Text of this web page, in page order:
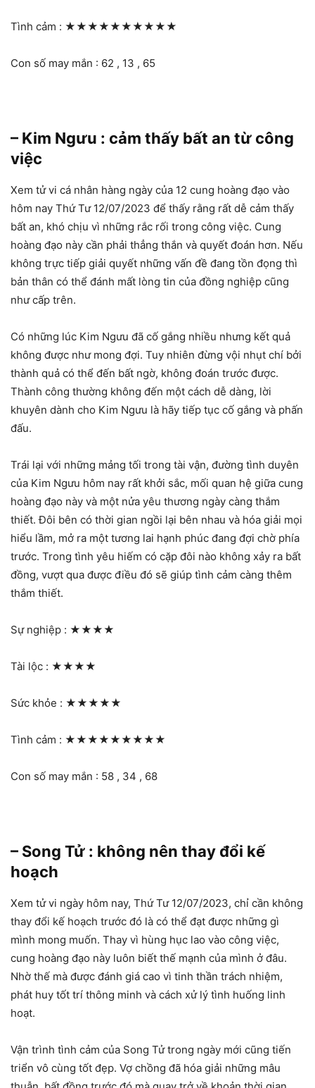
Tình cảm : ★★★★★★★★★★
Con số may mắn : 62 , 13 , 65
– Kim Ngưu : cảm thấy bất an từ công
việc
Xem tử vi cá nhân hàng ngày của 12 cung hoàng đạo vào
hôm nay Thứ Tư 12/07/2023 để thấy rằng rất dễ cảm thấy
bất an, khó chịu vì những rắc rối trong công việc. Cung
hoàng đạo này cần phải thẳng thắn và quyết đoán hơn. Nếu
không trực tiếp giải quyết những vấn đề đang tồn đọng thì
bản thân có thể đánh mất lòng tin của đồng nghiệp cũng
như cấp trên.
Có những lúc Kim Ngưu đã cố gắng nhiều nhưng kết quả
không được như mong đợi. Tuy nhiên đừng vội nhụt chí bởi
thành quả có thể đến bất ngờ, không đoán trước được.
Thành công thường không đến một cách dễ dàng, lời
khuyên dành cho Kim Ngưu là hãy tiếp tục cố gắng và phấn
đấu.
Trái lại với những mảng tối trong tài vận, đường tình duyên
của Kim Ngưu hôm nay rất khởi sắc, mối quan hệ giữa cung
hoàng đạo này và một nửa yêu thương ngày càng thắm
thiết. Đôi bên có thời gian ngồi lại bên nhau và hóa giải mọi
hiểu lầm, mở ra một tương lai hạnh phúc đang đợi chờ phía
trước. Trong tình yêu hiếm có cặp đôi nào không xảy ra bất
đồng, vượt qua được điều đó sẽ giúp tình cảm càng thêm
thắm thiết.
Sự nghiệp : ★★★★
Tài lộc : ★★★★
Sức khỏe : ★★★★★
Tình cảm : ★★★★★★★★★
Con số may mắn : 58 , 34 , 68
– Song Tử : không nên thay đổi kế
hoạch
Xem tử vi ngày hôm nay, Thứ Tư 12/07/2023, chỉ cần không
thay đổi kế hoạch trước đó là có thể đạt được những gì
mình mong muốn. Thay vì hùng hục lao vào công việc,
cung hoàng đạo này luôn biết thế mạnh của mình ở đâu.
Nhờ thế mà được đánh giá cao vì tinh thần trách nhiệm,
phát huy tốt trí thông minh và cách xử lý tình huống linh
hoạt.
Vận trình tình cảm của Song Tử trong ngày mới cũng tiến
triển vô cùng tốt đẹp. Vợ chồng đã hóa giải những mâu